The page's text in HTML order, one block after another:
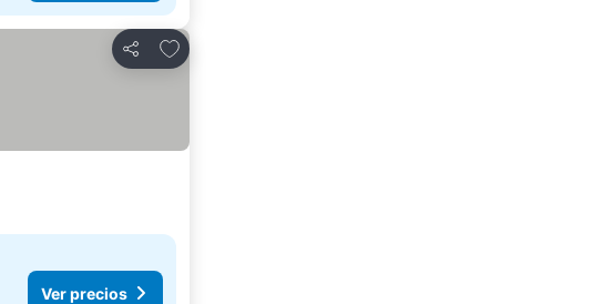
Compartir
Añadir a favoritos
Ver precios